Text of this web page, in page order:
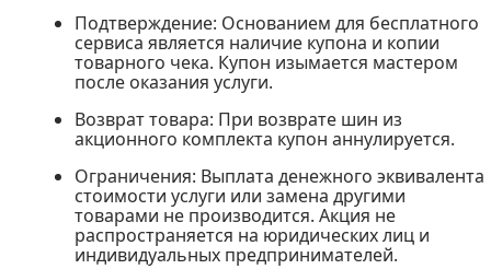
Подтверждение: Основанием для бесплатного
сервиса является наличие купона и копии
товарного чека. Купон изымается мастером
после оказания услуги.
Возврат товара: При возврате шин из
акционного комплекта купон аннулируется.
Ограничения: Выплата денежного эквивалента
стоимости услуги или замена другими
товарами не производится. Акция не
распространяется на юридических лиц и
индивидуальных предпринимателей.